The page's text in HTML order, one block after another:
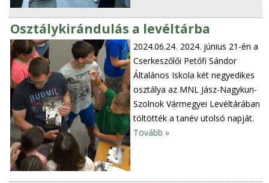
Osztálykirándulás a levéltárba
2024.06.24. 2024. június 21-én a
Cserkeszőlői Petőfi Sándor
Általános Iskola két negyedikes
osztálya az MNL Jász-Nagykun-
Szolnok Vármegyei Levéltárában
töltötték a tanév utolsó napját.
Tovább »